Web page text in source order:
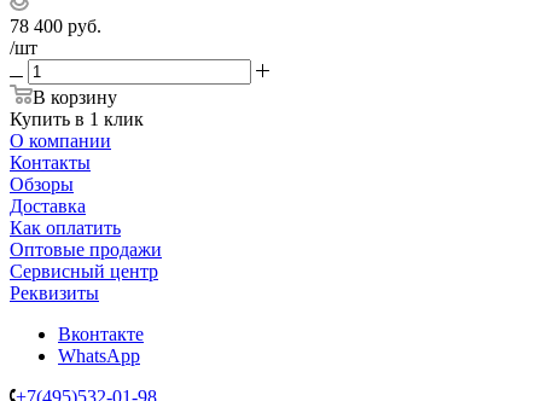
78 400 руб.
/шт
В корзину
Купить в 1 клик
О компании
Контакты
Обзоры
Доставка
Как оплатить
Оптовые продажи
Сервисный центр
Реквизиты
Вконтакте
WhatsApp
+7(495)532-01-98